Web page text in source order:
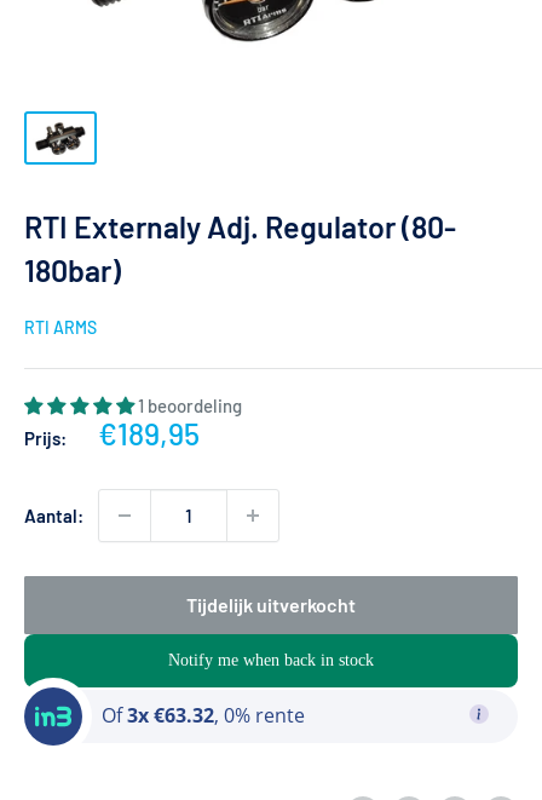
RTI Externaly Adj. Regulator (80-
180bar)
RTI ARMS
1 beoordeling
Prijs:
Actieprijs
€189,95
Aantal:
Tijdelijk uitverkocht
Notify me when back in stock
Of3x €63.32, 0% rente